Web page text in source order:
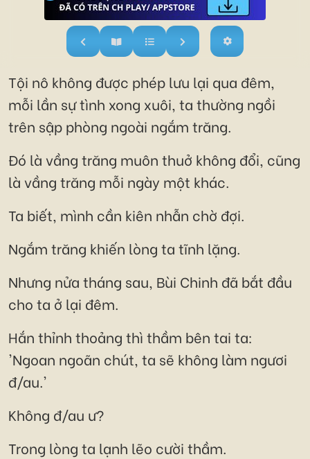
Tội nô không được phép lưu lại qua đêm,
mỗi lần sự tình xong xuôi, ta thường ngồi
trên sập phòng ngoài ngắm trăng.
Đó là vầng trăng muôn thuở không đổi, cũng
là vầng trăng mỗi ngày một khác.
Ta biết, mình cần kiên nhẫn chờ đợi.
Ngắm trăng khiến lòng ta tĩnh lặng.
Nhưng nửa tháng sau, Bùi Chinh đã bắt đầu
cho ta ở lại đêm.
Hắn thỉnh thoảng thì thầm bên tai ta:
'Ngoan ngoãn chút, ta sẽ không làm ngươi
đ/au.'
Không đ/au ư?
Trong lòng ta lạnh lẽo cười thầm.